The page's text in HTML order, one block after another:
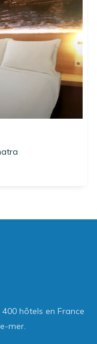
hôtels en France
mer.